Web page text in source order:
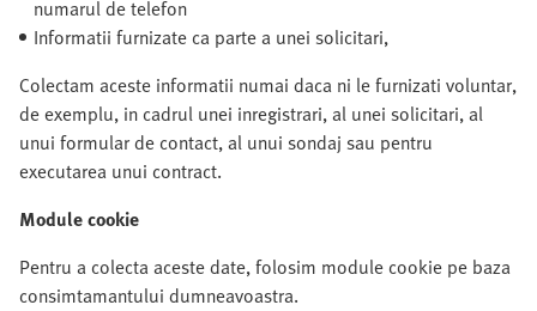
numarul de telefon
Informatii furnizate ca parte a unei solicitari,
Colectam aceste informatii numai daca ni le furnizati voluntar,
de exemplu, in cadrul unei inregistrari, al unei solicitari, al
unui formular de contact, al unui sondaj sau pentru
executarea unui contract.
Module cookie
Pentru a colecta aceste date, folosim module cookie pe baza
consimtamantului dumneavoastra.